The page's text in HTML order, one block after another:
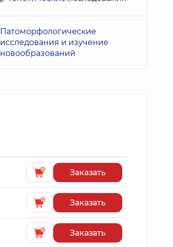
Патоморфологические
исследования и изучение
новообразований
Заказать
Заказать
Заказать